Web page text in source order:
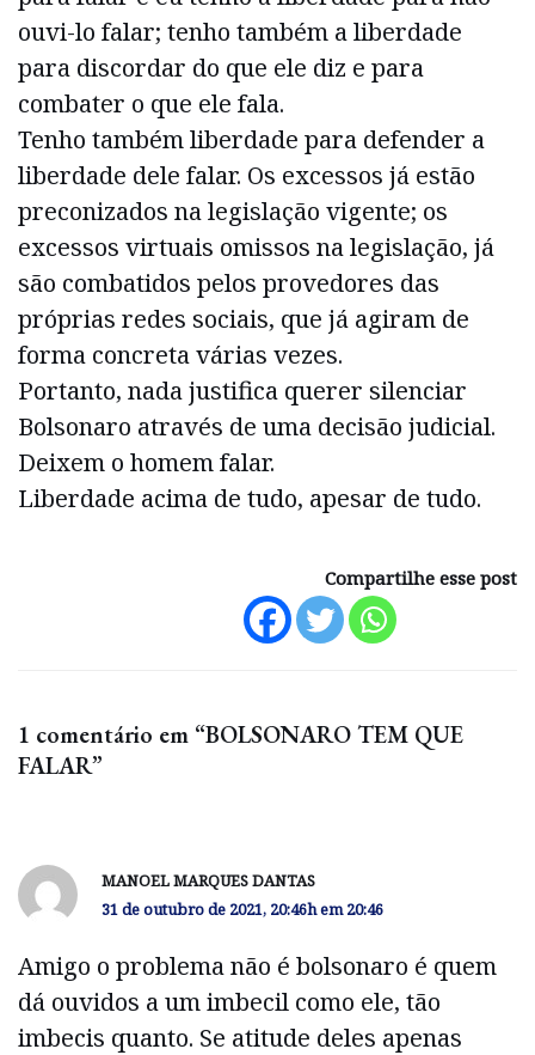
ouvi-lo falar; tenho também a liberdade
para discordar do que ele diz e para
combater o que ele fala.
Tenho também liberdade para defender a
liberdade dele falar. Os excessos já estão
preconizados na legislação vigente; os
excessos virtuais omissos na legislação, já
são combatidos pelos provedores das
próprias redes sociais, que já agiram de
forma concreta várias vezes.
Portanto, nada justifica querer silenciar
Bolsonaro através de uma decisão judicial.
Deixem o homem falar.
Liberdade acima de tudo, apesar de tudo.
Compartilhe esse post
1 comentário em “BOLSONARO TEM QUE
FALAR”
MANOEL MARQUES DANTAS
31 de outubro de 2021, 20:46h em 20:46
Amigo o problema não é bolsonaro é quem
dá ouvidos a um imbecil como ele, tão
imbecis quanto. Se atitude deles apenas